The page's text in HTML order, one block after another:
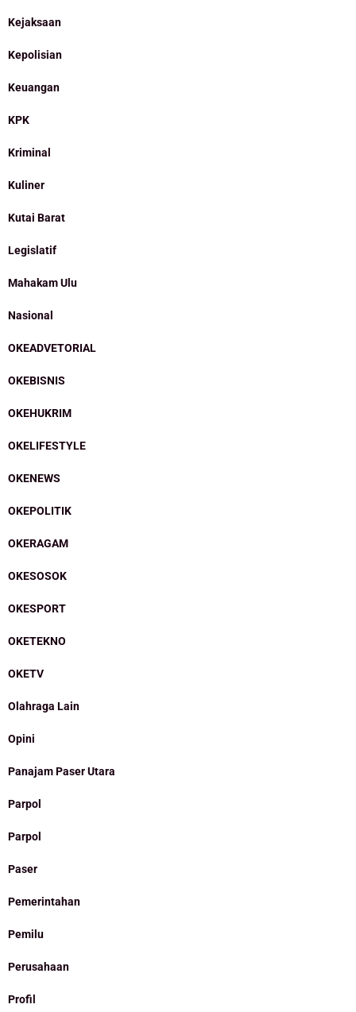
Kejaksaan
Kepolisian
Keuangan
KPK
Kriminal
Kuliner
Kutai Barat
Legislatif
Mahakam Ulu
Nasional
OKEADVETORIAL
OKEBISNIS
OKEHUKRIM
OKELIFESTYLE
OKENEWS
OKEPOLITIK
OKERAGAM
OKESOSOK
OKESPORT
OKETEKNO
OKETV
Olahraga Lain
Opini
Panajam Paser Utara
Parpol
Parpol
Paser
Pemerintahan
Pemilu
Perusahaan
Profil